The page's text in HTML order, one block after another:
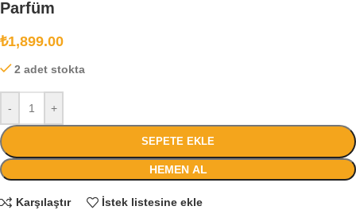
Parfüm
₺1,899.00
2 adet stokta
- +
SEPETE EKLE
HEMEN AL
Karşılaştır İstek listesine ekle